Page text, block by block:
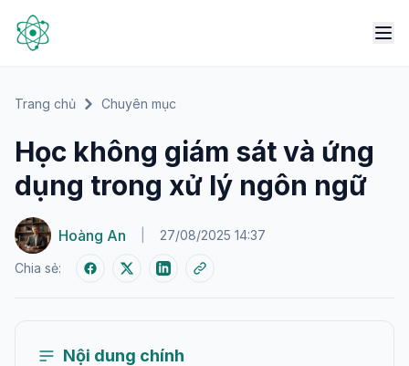
Trang chủ Chuyên mục
Học không giám sát và ứng
dụng trong xử lý ngôn ngữ
Hoàng An 27/08/2025 14:37
Chia sẻ:
Nội dung chính